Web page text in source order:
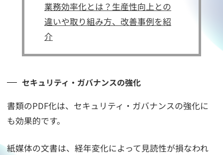
業務効率化とは？生産性向上との
違いや取り組み方、改善事例を紹
介
セキュリティ・ガバナンスの強化
書類のPDF化は、セキュリティ・ガバナンスの強化に
も効果的です。
紙媒体の文書は、経年変化によって見読性が損なわれ